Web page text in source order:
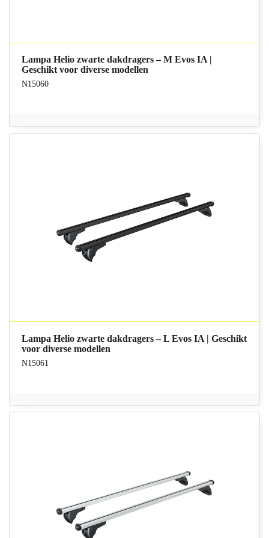
Lampa Helio zwarte dakdragers – M Evos IA |
Geschikt voor diverse modellen
N15060
Lampa Helio zwarte dakdragers – L Evos IA | Geschikt
voor diverse modellen
N15061